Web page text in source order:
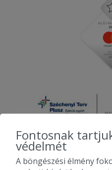
2010-2026 Copyright -
Fontosnak
védelmét
A böngészési élmény